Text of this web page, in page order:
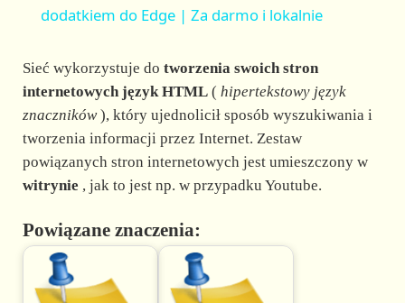
a
y
V
i
e
dodatkiem do Edge | Za darmo i lokalnie
Sieć wykorzystuje do tworzenia swoich stron
internetowych język HTML( hipertekstowy język
znaczników), który ujednolicił sposób wyszukiwania i
tworzenia informacji przez Internet. Zestaw
powiązanych stron internetowych jest umieszczony w
witrynie , jak to jest np. w przypadku Youtube.
Powiązane znaczenia: